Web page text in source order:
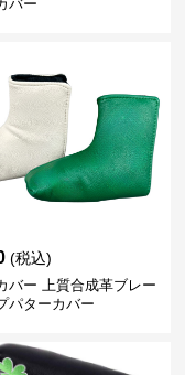
バー
(税込)
バー 上質合成革ブレー
パターカバー